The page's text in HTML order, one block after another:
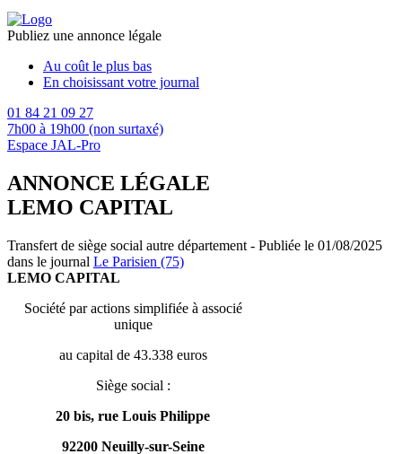
Publiez une annonce légale
Au coût le plus bas
En choisissant votre journal
01 84 21 09 27
7h00 à 19h00 (non surtaxé)
Espace JAL-Pro
ANNONCE LÉGALE
LEMO CAPITAL
Transfert de siège social autre département - Publiée le 01/08/2025
dans le journal Le Parisien (75)
LEMO CAPITAL
Société par actions simplifiée à associé
unique
au capital de 43.338 euros
Siège social :
20 bis, rue Louis Philippe
92200 Neuilly-sur-Seine